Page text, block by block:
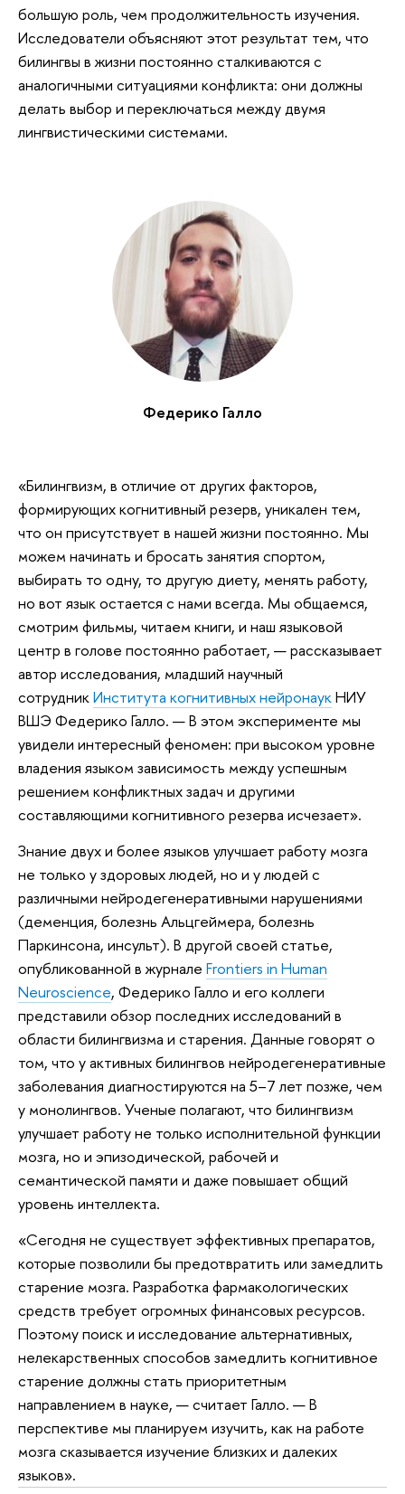
большую роль, чем продолжительность изучения.
Исследователи объясняют этот результат тем, что
билингвы в жизни постоянно сталкиваются с
аналогичными ситуациями конфликта: они должны
делать выбор и переключаться между двумя
лингвистическими системами.
Федерико Галло
«Билингвизм, в отличие от других факторов,
формирующих когнитивный резерв, уникален тем,
что он присутствует в нашей жизни постоянно. Мы
можем начинать и бросать занятия спортом,
выбирать то одну, то другую диету, менять работу,
но вот язык остается с нами всегда. Мы общаемся,
смотрим фильмы, читаем книги, и наш языковой
центр в голове постоянно работает, — рассказывает
автор исследования, младший научный
сотрудникИнститута когнитивных нейронаукНИУ
ВШЭ Федерико Галло. — В этом эксперименте мы
увидели интересный феномен: при высоком уровне
владения языком зависимость между успешным
решением конфликтных задач и другими
составляющими когнитивного резерва исчезает».
Знание двух и более языков улучшает работу мозга
не только у здоровых людей, но и у людей с
различными нейродегенеративными нарушениями
(деменция, болезнь Альцгеймера, болезнь
Паркинсона, инсульт). В другой своей статье,
опубликованной в журнале Frontiers in Human
Neuroscience, Федерико Галло и его коллеги
представили обзор последних исследований в
области билингвизма и старения. Данные говорят о
том, что у активных билингвов нейродегенеративные
заболевания диагностируются на 5–7 лет позже, чем
у монолингвов. Ученые полагают, что билингвизм
улучшает работу не только исполнительной функции
мозга, но и эпизодической, рабочей и
семантической памяти и даже повышает общий
уровень интеллекта.
«Сегодня не существует эффективных препаратов,
которые позволили бы предотвратить или замедлить
старение мозга. Разработка фармакологических
средств требует огромных финансовых ресурсов.
Поэтому поиск и исследование альтернативных,
нелекарственных способов замедлить когнитивное
старение должны стать приоритетным
направлением в науке, — считает Галло. — В
перспективе мы планируем изучить, как на работе
мозга сказывается изучение близких и далеких
языков».